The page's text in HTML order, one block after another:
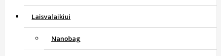
Laisvalaikiui
Nanobag